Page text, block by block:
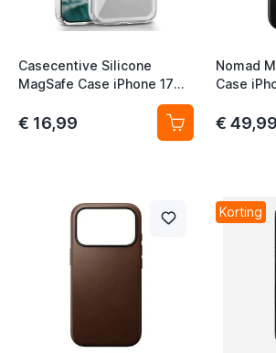
Casecentive Silicone
MagSafe Case iPhone 17
€ 16,99
Nomad
Case
€ 49,99
Korting